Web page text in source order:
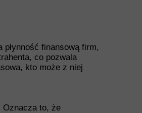
finansową firm,
co pozwala
kto może z niej
Oznacza to, że